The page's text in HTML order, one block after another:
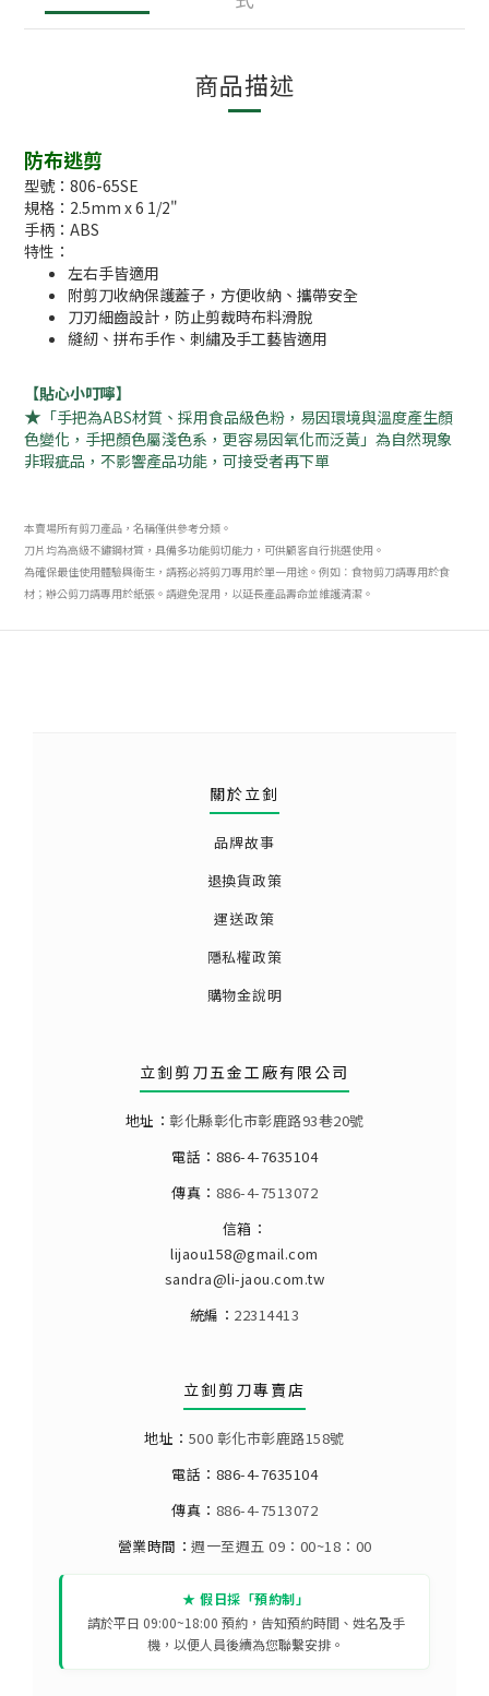
商品描述
防布逃剪
型號：806-65SE
規格：2.5mm x 6 1/2"
手柄：ABS
特性：
左右手皆適用
附剪刀收納保護蓋子，方便收納、攜帶安全
刀刃細齒設計，防止剪裁時布料滑脫
縫紉、拼布手作、刺繡及手工藝皆適用
【貼心小叮嚀】
★ 「手把為ABS材質、採用食品級色粉，易因環境與溫度產生顏
色變化，手把顏色屬淺色系，更容易因氧化而泛黃」 為自然現象
非瑕疵品，不影響產品功能，可接受者再下單
本賣場所有剪刀產品，名稱僅供參考分類。
刀片均為高級不鏽鋼材質，具備多功能剪切能力，可供顧客自行挑選使用。
為確保最佳使用體驗與衛生，請務必將剪刀專用於單一用途。例如：食物剪刀請專用於食
材；辦公剪刀請專用於紙張。請避免混用，以延長產品壽命並維護清潔。
關於立釗
品牌故事
退換貨政策
運送政策
隱私權政策
購物金說明
立釗剪刀五金工廠有限公司
地址： 彰化縣彰化市彰鹿路93巷20號
電話： 886-4-7635104
傳真： 886-4-7513072
信箱：
lijaou158@gmail.com
sandra@li-jaou.com.tw
統編： 22314413
立釗剪刀專賣店
地址： 500 彰化市彰鹿路158號
電話： 886-4-7635104
傳真： 886-4-7513072
營業時間： 週一至週五 09：00~18：00
★ 假日採「預約制」
請於平日 09:00~18:00 預約，告知預約時間、姓名及手
機，以便人員後續為您聯繫安排。